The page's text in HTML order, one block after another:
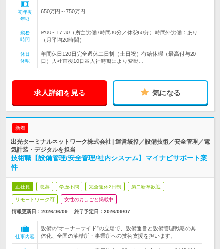
初年度
年収
650万円～750万円
勤務
時間
9:00～17:30（所定労働7時間30分／休憩60分）時間外労働：あり
（月平均20時間）
休日
休暇
年間休日120日完全週休二日制（土日祝）有給休暇（最高付与20
日）入社直後10日※入社時期により変動…
求人詳細を見る 気になる
新着
出光ターミナルネットワーク株式会社 | 運営統括／設備技術／安全管理／電
気計装・デジタルを担当
技術職【設備管理/安全管理/社内システム】マイナビサポート案
件
正社員 急募 学歴不問 完全週休2日制 第二新卒歓迎
リモートワーク可 女性のおしごと掲載中
情報更新日：2026/06/09 終了予定日： 2026/09/07
仕事内容
設備の“オーナーサイド”の立場で、設備運営と設備管理戦略の具
体化、全国の油槽所・事業所への技術支援を担います。